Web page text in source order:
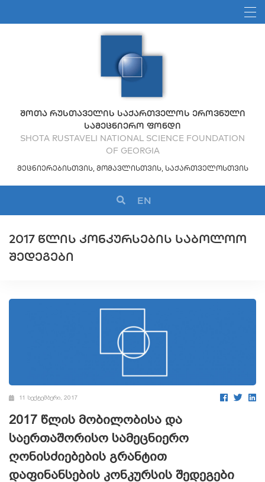
ᲨᲝᲗᲐ ᲠᲣᲡᲗᲐᲕᲔᲚᲘᲡ ᲡᲐᲥᲐᲠᲗᲕᲔᲚᲝᲡ ᲔᲠᲝᲕᲜᲣᲚᲘ
ᲡᲐᲛᲔᲪᲜᲘᲔᲠᲝ ᲤᲝᲜᲓᲘ
SHOTA RUSTAVELI NATIONAL SCIENCE FOUNDATION
OF GEORGIA
ᲛᲔᲪᲜᲘᲔᲠᲔᲑᲘᲡᲗᲕᲘᲡ, ᲛᲝᲛᲐᲕᲚᲘᲡᲗᲕᲘᲡ, ᲡᲐᲥᲐᲠᲗᲕᲔᲚᲝᲡᲗᲕᲘᲡ
EN
2017 ᲬᲚᲘᲡ ᲙᲝᲜᲙᲣᲠᲡᲔᲑᲘᲡ ᲡᲐᲑᲝᲚᲝᲝ
ᲨᲔᲓᲔᲒᲔᲑᲘ
11 სექტემბერი, 2017
2017 წლის მობილობისა და
საერთაშორისო სამეცნიერო
ღონისძიებების გრანტით
დაფინანსების კონკურსის შედეგები